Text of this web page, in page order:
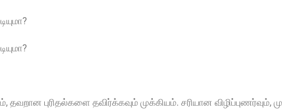
தவறான புரிதல்களை தவிர்க்கவும் முக்கியம். சரியான